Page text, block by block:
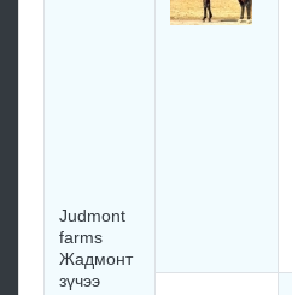
Judmont
farms
Жадмонт
зүчээ